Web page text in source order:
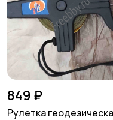
849 ₽
Рулетка